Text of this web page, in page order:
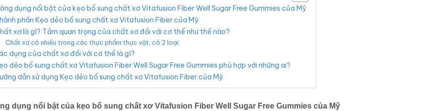
dụng nổi bật của kẹo bổ sung chất xơ Vitafusion Fiber Well Sugar Free Gummies của Mỹ
phần Kẹo dẻo bổ sung chất xơ Vitafusion Fiber của Mỹ
xơ là gì? Tầm quan trọng của chất xơ đối với cơ thể như thế nào?
Chất xơ có nhiều trong các thực phẩm thực vật, có 2 loại:
dụng của chất xơ đối với cơ thể là gì?
dẻo bổ sung chất xơ Vitafusion Fiber Well Sugar Free Gummies phù hợp với những ai?
dẫn sử dụng Kẹo dẻo bổ sung chất xơ Vitafusion Fiber của Mỹ
dụng nổi bật của kẹo bổ sung chất xơ Vitafusion Fiber Well Sugar Free Gummies của Mỹ